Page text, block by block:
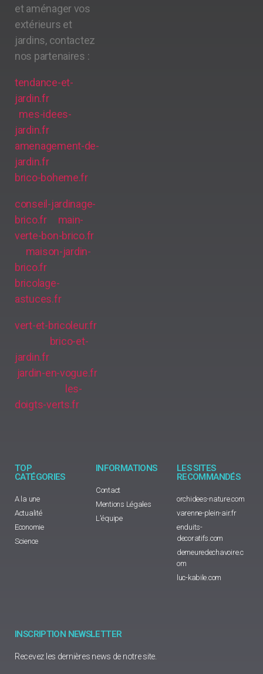
et aménager vos
extérieurs et
jardins, contactez
nos partenaires :
tendance-et-
jardin.fr
mes-idees-
jardin.fr
amenagement-de-
jardin.fr
brico-boheme.fr
conseil-jardinage-
brico.fr
main-
verte-bon-brico.fr
maison-jardin-
brico.fr
bricolage-
astuces.fr
vert-et-bricoleur.fr
brico-et-
jardin.fr
jardin-en-vogue.fr
les-
doigts-verts.fr
TOP
CATÉGORIES
A la une
Actualité
Economie
Science
INFORMATIONS
Contact
Mentions Légales
L'équipe
LES SITES
RECOMMANDÉS
orchidees-nature.com
varenne-plein-air.fr
enduits-
decoratifs.com
demeuredechavoire.c
om
luc-kabile.com
INSCRIPTION NEWSLETTER
Recevez les dernières news de notre site.